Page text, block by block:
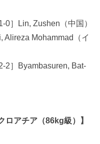
］Lin, Zushen（中国）
Mohammad（イ
2］Byambasuren, Bat-
ロアチア（86kg級）】